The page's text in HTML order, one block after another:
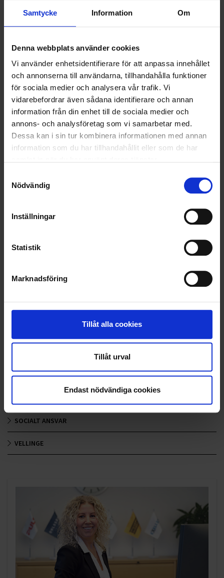
Samtycke Information Om
Denna webbplats använder cookies
Vi använder enhetsidentifierare för att anpassa innehållet
och annonserna till användarna, tillhandahålla funktioner
för sociala medier och analysera vår trafik. Vi
vidarebefordrar även sådana identifierare och annan
information från din enhet till de sociala medier och
annons- och analysföretag som vi samarbetar med.
Dessa kan i sin tur kombinera informationen med annan
information som du har tillhandahållit eller som de har
Nödvändig
Inställningar
Statistik
Marknadsföring
Tillåt alla cookies
Tillåt urval
Endast nödvändiga cookies
LÄS MER
Nu startar Ohlssons hållbara Pantamera-uppdrag
i Stockholm/Mälardalen
LÄS MER
< 1 2 3 >
HÅLLBARHET
OHLSSONS REGION MITT
OHLSSONS REGION VÄST
RENHÅLLNING
SOCIALT ANSVAR
VELLINGE